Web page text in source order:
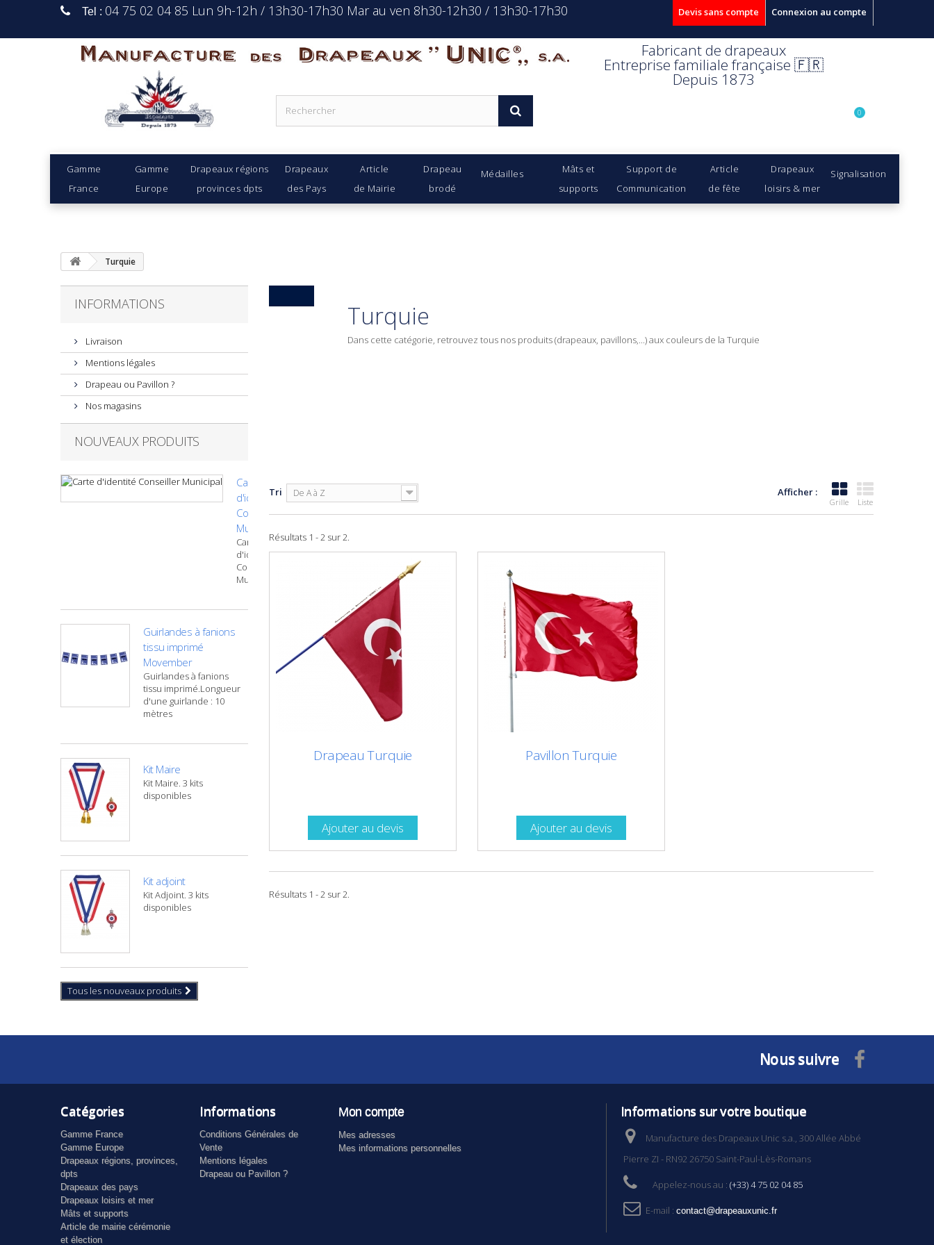
Connexion au compte
Tel : 04 75 02 04 85 Lun 9h-12h / 13h30-17h30 Mar au ven 8h30-12h30 / 13h30-17h30 Devis sans compte
Manufacture Des Drapeaux Unic s.a. Fabricant de drapeaux
Entreprise familiale française 🇫🇷
Depuis 1873
Gamme
France
Gamme
Europe
Drapeaux régions
provinces dpts
Drapeaux
des Pays
Article
de Mairie
Drapeau
brodé
Médailles
Mâts et
supports
Support de
Communication
Article
de fête
Drapeaux
loisirs & mer
Signalisation
0
Turquie
INFORMATIONS
Livraison
Mentions légales
Drapeau ou Pavillon ?
Nos magasins
NOUVEAUX PRODUITS
Carte
d'identité
Conseiller
Municipal
Carte
d'identité
Conseiller
Municipal
Guirlandes à fanions
tissu imprimé
Movember
Guirlandes à fanions
tissu imprimé.Longueur
d'une guirlande : 10
mètres
Kit Maire
Kit Maire. 3 kits
disponibles
Kit adjoint
Kit Adjoint. 3 kits
disponibles
Tous les nouveaux produits
Turquie
Dans cette catégorie, retrouvez tous nos produits (drapeaux, pavillons,...) aux couleurs de la Turquie
Afficher :
Grille Liste
Tri De A à Z
Résultats 1 - 2 sur 2.
Drapeau Turquie
Ajouter au devis
Pavillon Turquie
Ajouter au devis
Résultats 1 - 2 sur 2.
Nous suivre
Catégories
Gamme France
Gamme Europe
Drapeaux régions, provinces,
dpts
Drapeaux des pays
Drapeaux loisirs et mer
Mâts et supports
Article de mairie cérémonie
et élection
Informations
Conditions Générales de
Vente
Mentions légales
Drapeau ou Pavillon ?
Mon compte
Mes adresses
Mes informations personnelles
Informations sur votre boutique
Manufacture des Drapeaux Unic s.a., 300 Allée Abbé
Pierre ZI - RN92 26750 Saint-Paul-Lès-Romans
Appelez-nous au : (+33) 4 75 02 04 85
E-mail : contact@drapeauxunic.fr